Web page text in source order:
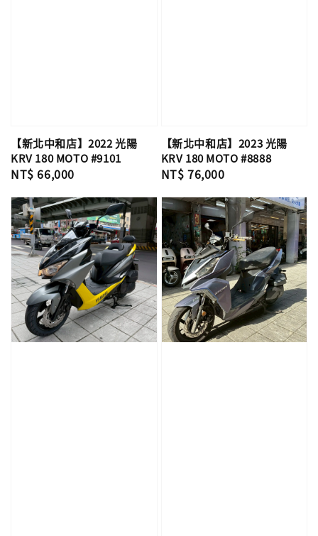
【新北中和店】2022 光陽
KRV 180 MOTO #9101
Regular
NT$ 66,000
【新北中和店】2023 光陽
KRV 180 MOTO #8888
Regular
NT$ 76,000